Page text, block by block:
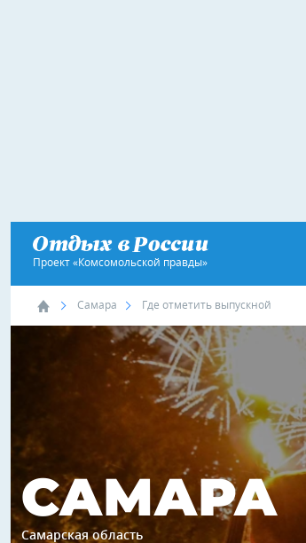
Проект «Комсомольской правды»
Самара Где отметить выпускной
САМАРА
Самарская область